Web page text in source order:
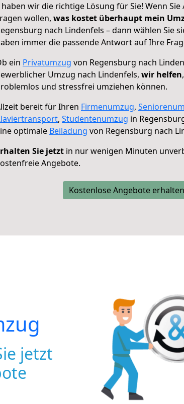
haben wir die richtige Lösung für Sie! Wenn
wollen, was kostet überhaupt mein
nach Lindenfels – dann wählen Sie
immer die passende Antwort auf Ihre
ein Privatumzug von Regensburg nach
Umzug nach Lindenfels, wir helfen
und stressfrei umziehen können.
bereit für Ihren Firmenumzug,
, Studentenumzug in
optimale Beiladung von Regensburg nach
Sie jetzt in nur wenigen Minuten
Angebote.
Kostenlose Angebote erhalten
jetzt